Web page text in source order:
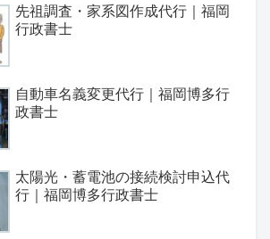
先祖調査・家系図作成代行｜福岡
行政書士
自動車名義変更代行｜福岡博多行
政書士
太陽光・蓄電池の接続検討申込代
行｜福岡博多行政書士